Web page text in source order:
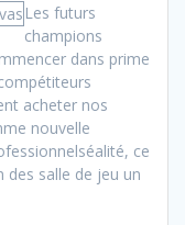
Les futurs
champions
dans prime
acheter nos
nouvelle
ce
salle de jeu un